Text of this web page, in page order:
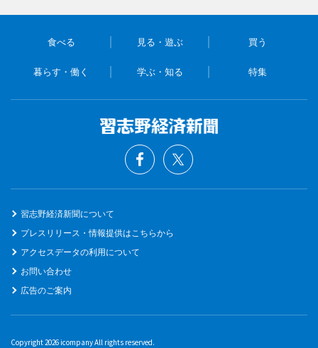
食べる 見る・遊ぶ 買う
暮らす・働く 学ぶ・知る 特集
習志野経済新聞について
プレスリリース・情報提供はこちらから
アクセスデータの利用について
お問い合わせ
広告のご案内
Copyright 2026 icompany All rights reserved.